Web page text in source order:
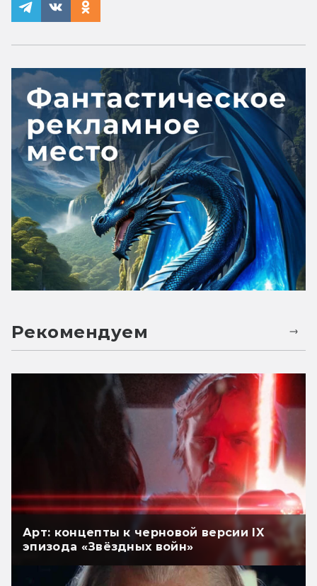
Рекомендуем
Арт: концепты к черновой версии IX
эпизода «Звёздных войн»